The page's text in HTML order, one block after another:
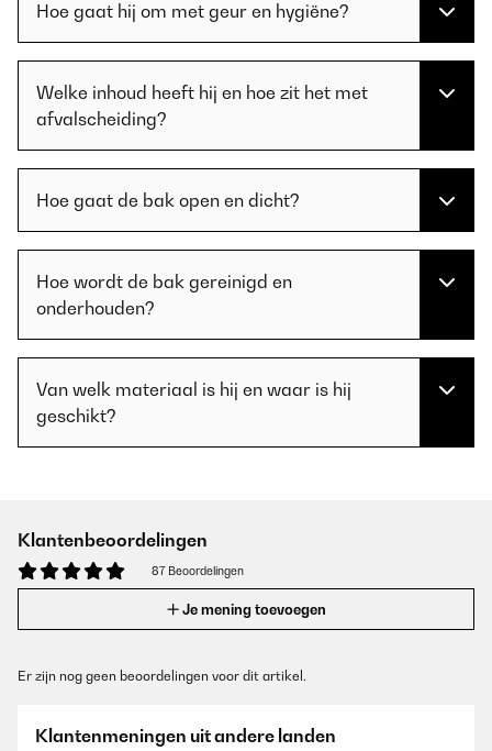
Hoe gaat hij om met geur en hygiëne?
Welke inhoud heeft hij en hoe zit het met
afvalscheiding?
Hoe gaat de bak open en dicht?
Hoe wordt de bak gereinigd en
onderhouden?
Van welk materiaal is hij en waar is hij
geschikt?
Klantenbeoordelingen
87 Beoordelingen
Je mening toevoegen
Er zijn nog geen beoordelingen voor dit artikel.
Klantenmeningen uit andere landen